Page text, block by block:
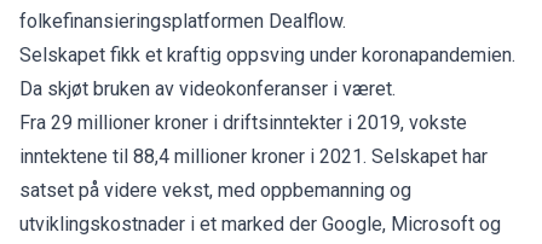
folkefinansieringsplatformen Dealflow.
Selskapet fikk et kraftig oppsving under koronapandemien.
Da skjøt bruken av videokonferanser i været.
Fra 29 millioner kroner i driftsinntekter i 2019, vokste
inntektene til 88,4 millioner kroner i 2021. Selskapet har
satset på videre vekst, med oppbemanning og
utviklingskostnader i et marked der Google, Microsoft og